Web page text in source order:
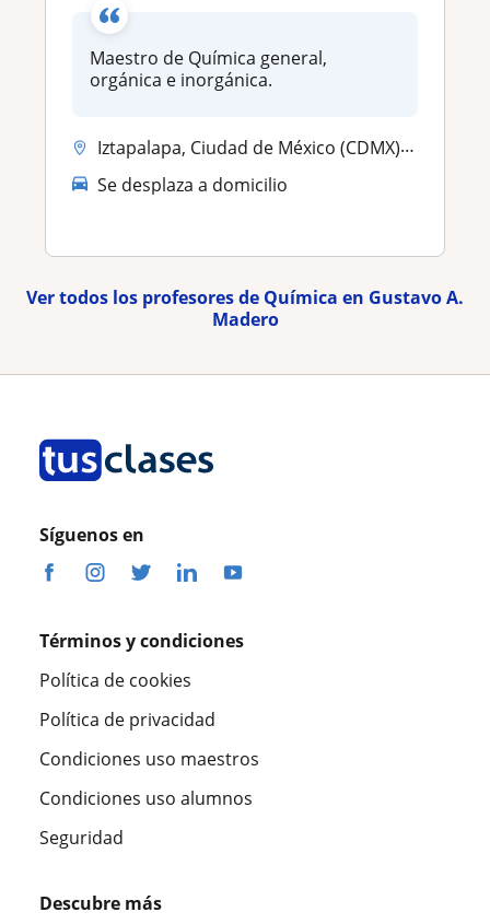
Maestro de Química general,
orgánica e inorgánica.
Iztapalapa, Ciudad de México (CDMX), Coyoacán, Cuauhtémoc, Gustavo A. ...
Se desplaza a domicilio
Ver todos los profesores de Química en Gustavo A.
Madero
Síguenos en
Términos y condiciones
Política de cookies
Política de privacidad
Condiciones uso maestros
Condiciones uso alumnos
Seguridad
Descubre más